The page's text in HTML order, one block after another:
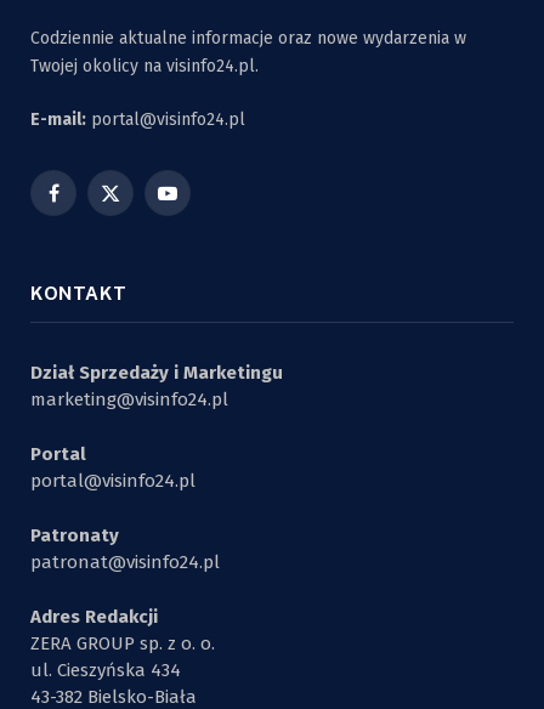
Codziennie aktualne informacje oraz nowe wydarzenia w
Twojej okolicy na visinfo24.pl.
E-mail: portal@visinfo24.pl
Facebook
X
YouTube
KONTAKT
Dział Sprzedaży i Marketingu
marketing@visinfo24.pl
Portal
portal@visinfo24.pl
Patronaty
patronat@visinfo24.pl
Adres Redakcji
ZERA GROUP sp. z o. o.
ul. Cieszyńska 434
43-382 Bielsko-Biała